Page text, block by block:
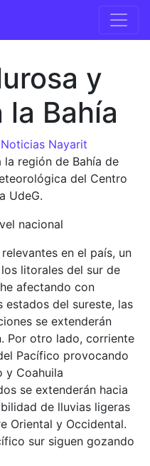
y
la Bahía
Noticias Nayarit
región de Bahía de
del Centro
UdeG.
nacional
en el país, un
litorales del sur de
afectando con
estados del sureste, las
se extenderán
Por otro lado, corriente
Pacífico provocando
y Coahuila
se extenderán hacia
de lluvias ligeras
Oriental y Occidental.
sur siguen gozando